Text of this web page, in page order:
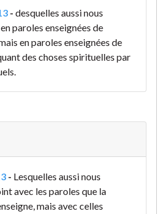
- desquelles aussi nous
paroles enseignées de
en paroles enseignées de
des choses spirituelles par
- Lesquelles aussi nous
avec les paroles que la
mais avec celles